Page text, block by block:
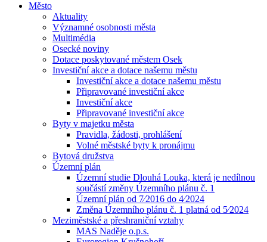
Město
Aktuality
Významné osobnosti města
Multimédia
Osecké noviny
Dotace poskytované městem Osek
Investiční akce a dotace našemu městu
Investiční akce a dotace našemu městu
Připravované investiční akce
Investiční akce
Připravované investiční akce
Byty v majetku města
Pravidla, žádosti, prohlášení
Volné městské byty k pronájmu
Bytová družstva
Územní plán
Územní studie Dlouhá Louka, která je nedílnou
součástí změny Územního plánu č. 1
Územní plán od 7⁄2016 do 4⁄2024
Změna Územního plánu č. 1 platná od 5⁄2024
Meziměstské a přeshraniční vztahy
MAS Naděje o.p.s.